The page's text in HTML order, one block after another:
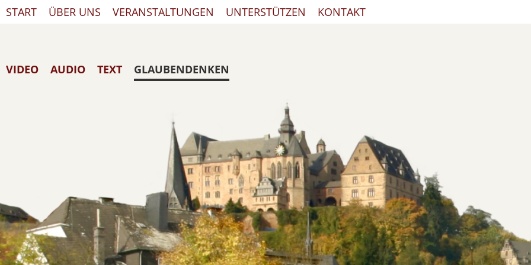
START ÜBER UNS VERANSTALTUNGEN UNTERSTÜTZEN KONTAKT
VIDEO AUDIO TEXT GLAUBENDENKEN